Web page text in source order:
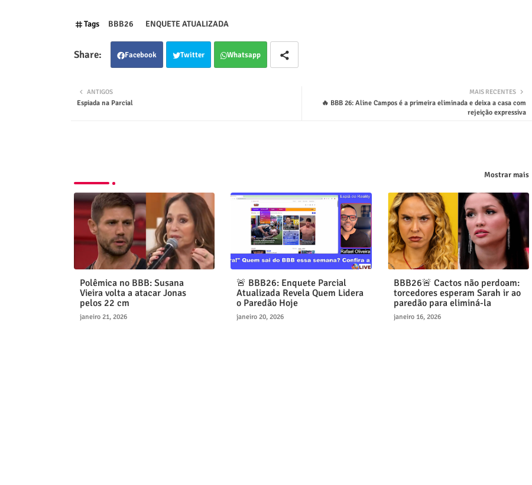
Tags BBB26 ENQUETE ATUALIZADA
Facebook Twitter Whatsapp
MAIS RECENTES
🔥 BBB 26: Aline Campos é a primeira eliminada e deixa a casa com
rejeição expressiva
ANTIGOS
Espiada na Parcial
Mostrar mais
Polêmica no BBB: Susana
Vieira volta a atacar Jonas
pelos 22 cm
janeiro 21, 2026
🚨 BBB26: Enquete Parcial
Atualizada Revela Quem Lidera
o Paredão Hoje
janeiro 20, 2026
BBB26🚨 Cactos não perdoam:
torcedores esperam Sarah ir ao
paredão para eliminá-la
janeiro 16, 2026